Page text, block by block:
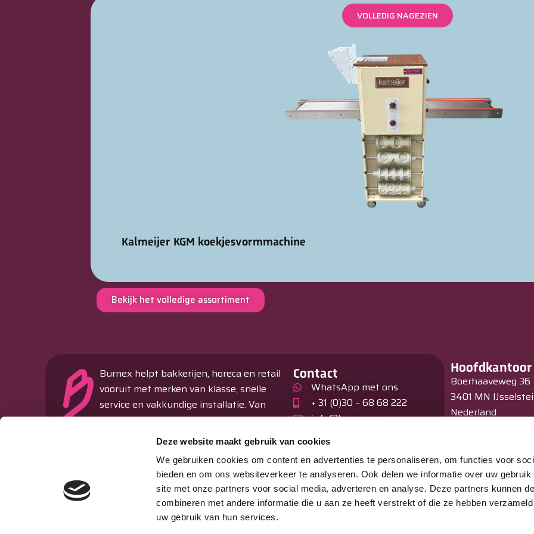
Deze website maakt gebruik van cookies
We gebruiken cookies om content en advertenties te personaliseren, om functies voor
bieden en om ons websiteverkeer te analyseren. Ook delen we informatie over uw gebruik
site met onze partners voor social media, adverteren en analyse. Deze partners kunnen
combineren met andere informatie die u aan ze heeft verstrekt of die ze hebben
uw gebruik van hun services.
VOLLEDIG NAGEZIEN
Kalmeijer KGM koekjesvormmachine
Bekijk het volledige assortiment
Burnex helpt bakkerijen, horeca en retail
vooruit met merken van klasse, snelle
service en vakkundige installatie. Van
ovens en koeltechniek tot machines en
verkoopautomaten – alles onder één
Passie & Performance sinds 1977
Storing melden
Contact
WhatsApp met ons
+ 31 (0)30 – 68 68 222
info@burnex.eu
Hoofdkantoor
Boerhaaveweg 36
3401 MN
Nederland
Hagelberg 31
B –2440 Geel
België